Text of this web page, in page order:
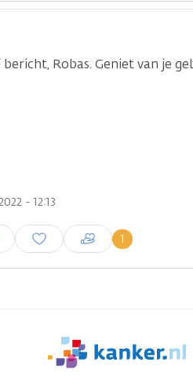
Robas. Geniet van je
- 12:13
1
om een reactie te
We